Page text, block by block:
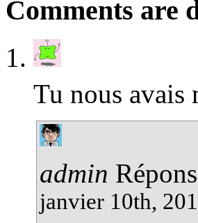
Comments are
Tu nous avais
admin
janvier 10th,